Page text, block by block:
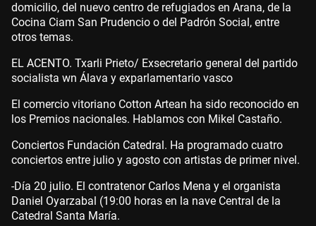
domicilio, del nuevo centro de refugiados en Arana, de la
Cocina Ciam San Prudencio o del Padrón Social, entre
otros temas.
EL ACENTO. Txarli Prieto/ Exsecretario general del partido
socialista wn Álava y exparlamentario vasco
El comercio vitoriano Cotton Artean ha sido reconocido en
los Premios nacionales. Hablamos con Mikel Castaño.
Conciertos Fundación Catedral. Ha programado cuatro
conciertos entre julio y agosto con artistas de primer nivel.
-Día 20 julio. El contratenor Carlos Mena y el organista
Daniel Oyarzabal (19:00 horas en la nave Central de la
Catedral Santa María.